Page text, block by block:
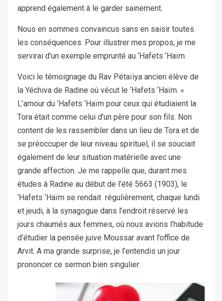
apprend également à le garder sainement.
Nous en sommes convaincus sans en saisir toutes
les conséquences. Pour illustrer mes propos, je me
servirai d’un exemple emprunté au ‘Hafets ‘Haïm.
Voici le témoignage du Rav Pétaïiya ancien élève de
la Yéchiva de Radine où vécut le ‘Hafets ‘Haïm. «
L’amour du ‘Hafets ‘Haïm pour ceux qui étudiaient la
Tora était comme celui d’un père pour son fils. Non
content de les rassembler dans un lieu de Tora et de
se préoccuper de leur niveau spirituel, il se souciait
également de leur situation matérielle avec une
grande affection. Je me rappelle que, durant mes
études à Radine au début de l’été 5663 (1903), le
‘Hafets ‘Haïm se rendait régulièrement, chaque lundi
et jeudi, à la synagogue dans l’endroit réservé les
jours chaumés aux femmes, où nous avions l’habitude
d’étudier la pensée juive Moussar avant l’office de
Arvit. A ma grande surprise, je l’entendis un jour
prononcer ce sermon bien singulier: